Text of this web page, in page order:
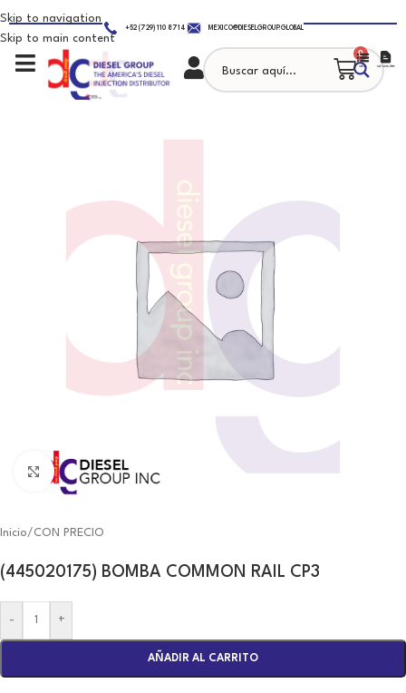
Skip to navigation
Skip to main content
+52 (729) 110 8714 MEXICO@DIESELGROUP.GLOBAL
0
Click to enlarge
Inicio/ CON PRECIO
(445020175) BOMBA COMMON RAIL CP3
- +
AÑADIR AL CARRITO